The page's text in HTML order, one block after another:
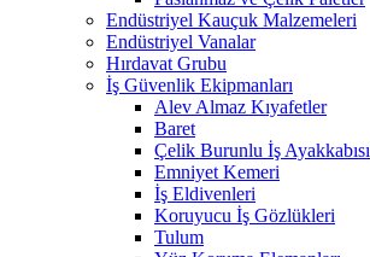
Endüstriyel Kauçuk Malzemeleri
Endüstriyel Vanalar
Hırdavat Grubu
İş Güvenlik Ekipmanları
Alev Almaz Kıyafetler
Baret
Çelik Burunlu İş Ayakkabısı
Emniyet Kemeri
İş Eldivenleri
Koruyucu İş Gözlükleri
Tulum